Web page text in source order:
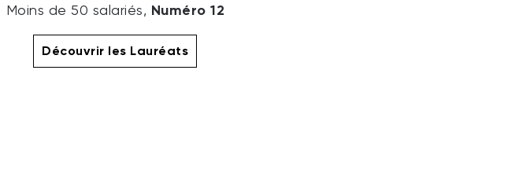
Moins de 50 salariés, Numéro 12
Découvrir les Lauréats